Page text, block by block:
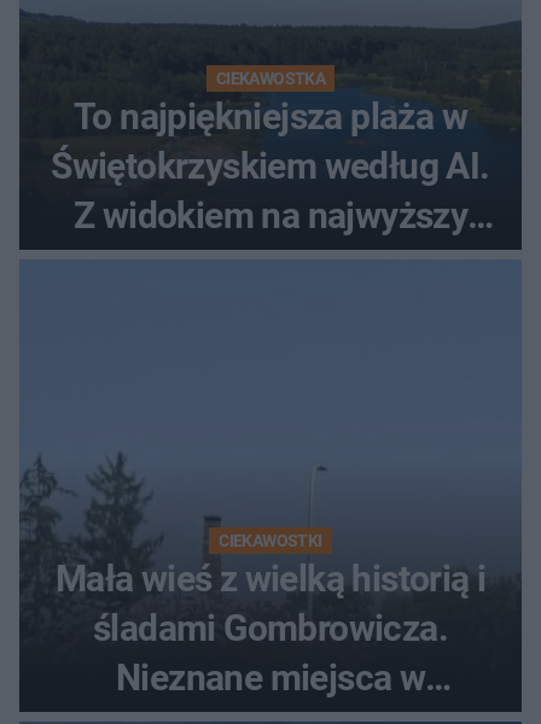
CIEKAWOSTKA
To najpiękniejsza plaża w
Świętokrzyskiem według AI.
Z widokiem na najwyższy
szczyt Gór Świętokrzyskich
CIEKAWOSTKI
Mała wieś z wielką historią i
śladami Gombrowicza.
Nieznane miejsca w